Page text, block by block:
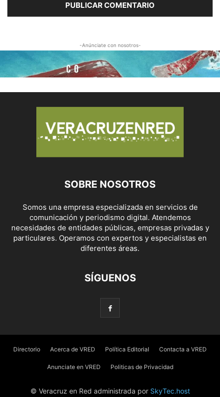
-Anúnciate con nosotros-
SOBRE NOSOTROS
Somos una empresa especializada en servicios de
comunicación y periodismo digital. Atendemos
necesidades de entidades públicas, empresas privadas y
particulares. Operamos con expertos y especialistas en
diferentes áreas.
SÍGUENOS
Directorio Acerca de VRED Política Editorial Contacta a VRED
Anunciate en VRED Politicas de Privacidad
© Veracruz en Red administrada por SkyTec.host